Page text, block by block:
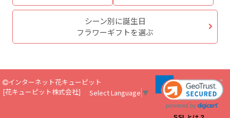
シーン別に誕生日
フラワーギフトを選ぶ
インターネット花キューピット
[花キューピット株式会社] Select Language ▼